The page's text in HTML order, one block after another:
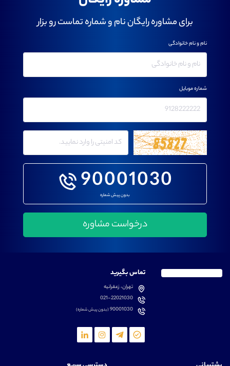
برای مشاوره رایگان نام و شماره تماست رو بزار
90001030
بدون پیش شماره
نام و نام خانوادگی
شماره موبایل
تماس بگیرید
تهران، زعفرانیه
021-22021030
90001030(بدون پیش شماره)